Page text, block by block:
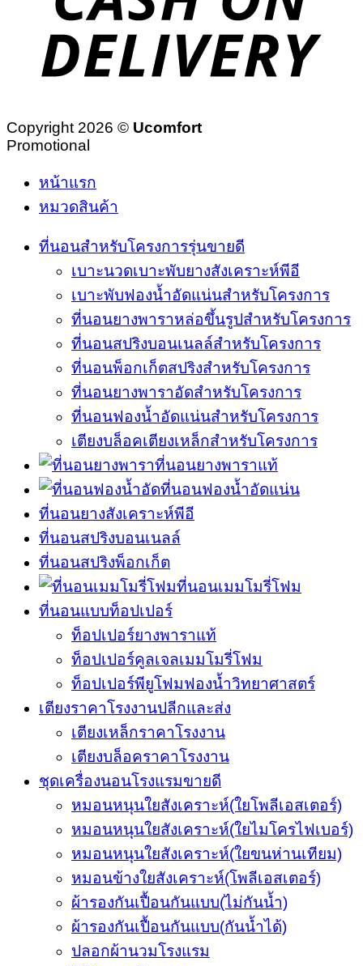
Copyright 2026 © Ucomfort
Promotional
หน้าแรก
หมวดสินค้า
ที่นอนสำหรับโครงการรุ่นขายดี
เบาะนวดเบาะพับยางสังเคราะห์พีอี
เบาะพับฟองน้ำอัดแน่นสำหรับโครงการ
ที่นอนยางพาราหล่อขึ้นรูปสำหรับโครงการ
ที่นอนสปริงบอนเนลล์สำหรับโครงการ
ที่นอนพ็อกเก็ตสปริงสำหรับโครงการ
ที่นอนยางพาราอัดสำหรับโครงการ
ที่นอนฟองน้ำอัดแน่นสำหรับโครงการ
เตียงบล็อคเตียงเหล็กสำหรับโครงการ
ที่นอนยางพาราแท้
ที่นอนฟองน้ำอัดแน่น
ที่นอนยางสังเคราะห์พีอี
ที่นอนสปริงบอนเนลล์
ที่นอนสปริงพ็อกเก็ต
ที่นอนเมมโมรี่โฟม
ที่นอนแบบท็อปเปอร์
ท็อปเปอร์ยางพาราแท้
ท็อปเปอร์คูลเจลเมมโมรี่โฟม
ท็อปเปอร์พียูโฟมฟองน้ำวิทยาศาสตร์
เตียงราคาโรงงานปลีกและส่ง
เตียงเหล็กราคาโรงงาน
เตียงบล็อคราคาโรงงาน
ชุดเครื่องนอนโรงแรมขายดี
หมอนหนุนใยสังเคราะห์(ใยโพลีเอสเตอร์)
หมอนหนุนใยสังเคราะห์(ใยไมโครไฟเบอร์)
หมอนหนุนใยสังเคราะห์(ใยขนห่านเทียม)
หมอนข้างใยสังเคราะห์(โพลีเอสเตอร์)
ผ้ารองกันเปื้อนกันแบบ(ไม่กันน้ำ)
ผ้ารองกันเปื้อนกันแบบ(กันน้ำได้)
ปลอกผ้านวมโรงแรม